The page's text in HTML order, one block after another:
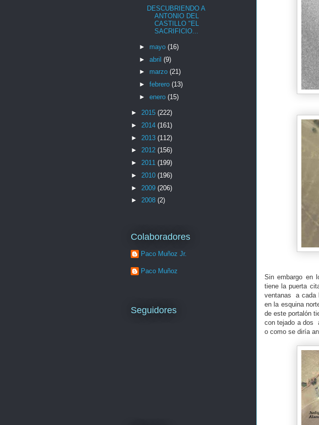
Sin embargo en
tiene la puerta
ventanas a cada
en la esquina
de este portalón
con tejado a dos
o como se diría
DESCUBRIENDO A
ANTONIO DEL
CASTILLO "EL
SACRIFICIO...
► mayo (16)
► abril (9)
► marzo (21)
► febrero (13)
► enero (15)
► 2015 (222)
► 2014 (161)
► 2013 (112)
► 2012 (156)
► 2011 (199)
► 2010 (196)
► 2009 (206)
► 2008 (2)
Colaboradores
Paco Muñoz Jr.
Paco Muñoz
Seguidores